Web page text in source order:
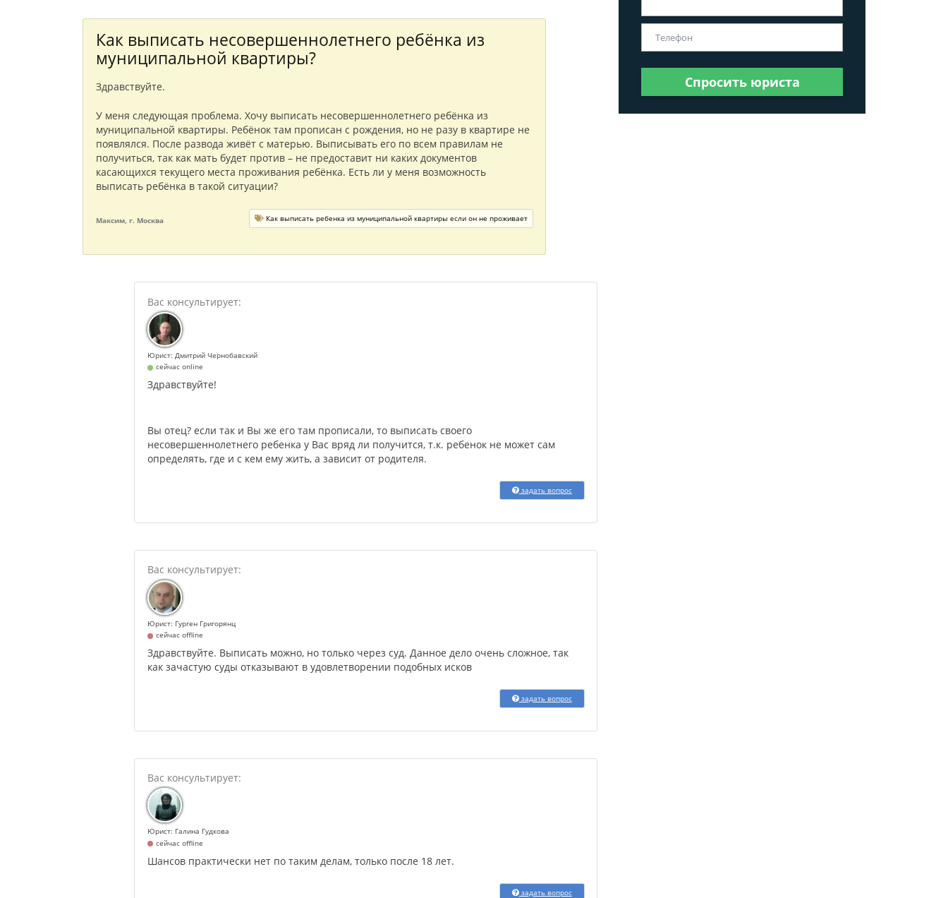
Как выписать несовершеннолетнего ребёнка из
муниципальной квартиры?
Здравствуйте.
У меня следующая проблема. Хочу выписать несовершеннолетнего ребёнка из
муниципальной квартиры. Ребёнок там прописан с рождения, но не разу в квартире не
появлялся. После развода живёт с матерью. Выписывать его по всем правилам не
получиться, так как мать будет против – не предоставит ни каких документов
касающихся текущего места проживания ребёнка. Есть ли у меня возможность
выписать ребёнка в такой ситуации?
Максим, г. Москва Как выписать ребенка из муниципальной квартиры если он не проживает
Юрист: Дмитрий Чернобавский
сейчас online
Здравствуйте!
Вы отец? если так и Вы же его там прописали, то выписать своего
несовершеннолетнего ребенка у Вас вряд ли получится, т.к. ребенок не может сам
определять, где и с кем ему жить, а зависит от родителя.
задать вопрос
Юрист: Гурген Григорянц
сейчас offline
Здравствуйте. Выписать можно, но только через суд. Данное дело очень сложное, так
как зачастую суды отказывают в удовлетворении подобных исков
задать вопрос
Юрист: Галина Гудкова
сейчас offline
Шансов практически нет по таким делам, только после 18 лет.
задать вопрос
Спросить юриста